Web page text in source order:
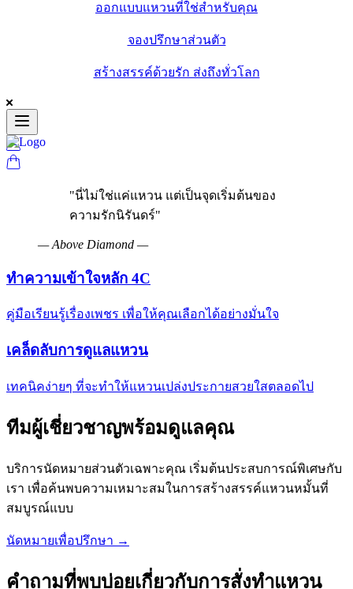
ออกแบบแหวนที่ใช่สำหรับคุณ
จองปรึกษาส่วนตัว
สร้างสรรค์ด้วยรัก ส่งถึงทั่วโลก
"นี่ไม่ใช่แค่แหวน แต่เป็นจุดเริ่มต้นของ
ความรักนิรันดร์"
—Above Diamond —
ทำความเข้าใจหลัก 4C
คู่มือเรียนรู้เรื่องเพชร เพื่อให้คุณเลือกได้อย่างมั่นใจ
เคล็ดลับการดูแลแหวน
เทคนิคง่ายๆ ที่จะทำให้แหวนเปล่งประกายสวยใสตลอดไป
ทีมผู้เชี่ยวชาญพร้อมดูแลคุณ
บริการนัดหมายส่วนตัวเฉพาะคุณ เริ่มต้นประสบการณ์พิเศษกับ
เรา เพื่อค้นพบความเหมาะสมในการสร้างสรรค์แหวนหมั้นที่
สมบูรณ์แบบ
นัดหมายเพื่อปรึกษา →
คำถามที่พบบ่อยเกี่ยวกับการสั่งทำแหวน